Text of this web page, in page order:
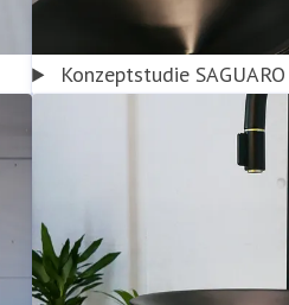
Konzeptstudie